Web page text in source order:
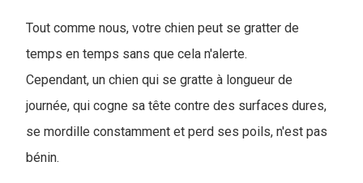
Tout comme nous, votre chien peut se gratter de
temps en temps sans que cela n'alerte.
Cependant, un chien qui se gratte à longueur de
journée, qui cogne sa tête contre des surfaces dures,
se mordille constamment et perd ses poils, n'est pas
bénin.